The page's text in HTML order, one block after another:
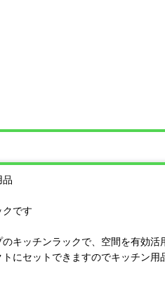
品
です
キッチンラックで、空間を有効活
にセットできますのでキッチン用